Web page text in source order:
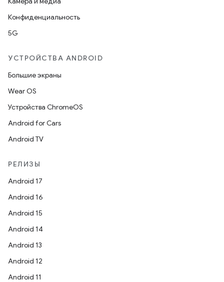
Конфиденциальность
5G
УСТРОЙСТВА ANDROID
Большие экраны
Wear OS
Устройства ChromeOS
Android for Cars
Android TV
РЕЛИЗЫ
Android 17
Android 16
Android 15
Android 14
Android 13
Android 12
Android 11